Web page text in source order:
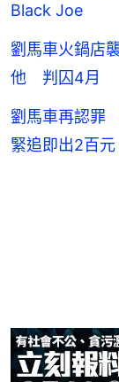
Black Joe
劉馬車火鍋店
他 判囚4月
劉馬車再認罪
緊追即出2百元